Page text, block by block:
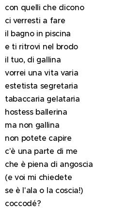
con quelli che dicono
ci verresti a fare
il bagno in piscina
e ti ritrovi nel brodo
il tuo, di gallina
vorrei una vita varia
estetista segretaria
tabaccaria gelataria
hostess ballerina
ma non gallina
non potete capire
c'è una parte di me
che è piena di angoscia
(e voi mi chiedete
se è l'ala o la coscia!)
coccodé?